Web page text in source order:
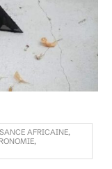
AFRICAINE‚